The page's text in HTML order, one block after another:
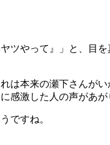
ツやって』」と、目
本来の瀬下さんが
感激した人の声があが
ですね。